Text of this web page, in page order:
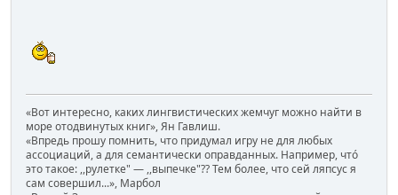
«Вот интересно, каких лингвистических жемчуг можно найти в
море отодвинутых книг», Ян Гавлиш.
«Впредь прошу помнить, что придумал игру не для любых
ассоциаций, а для семантически оправданных. Например, чтó
это такое: ,,рулетке" — ,,выпечке"?? Тем более, что сей ляпсус я
сам совершил...», Марбол